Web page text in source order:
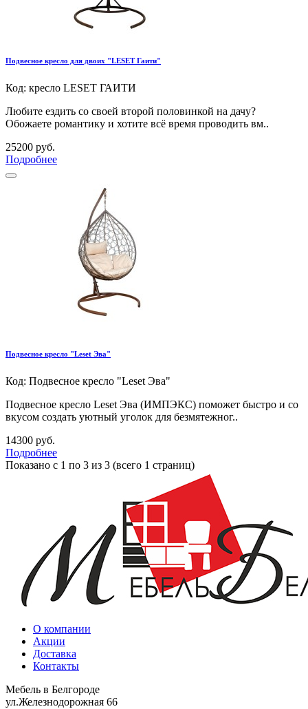
Подвесное кресло для двоих "LESET Гаити"
Код: кресло LESET ГАИТИ
Любите ездить со своей второй половинкой на дачу?
Обожаете романтику и хотите всё время проводить вм..
25200 руб.
Подробнее
Подвесное кресло "Leset Эва"
Код: Подвесное кресло "Leset Эва"
Подвесное кресло Leset Эва (ИМПЭКС) поможет быстро и со
вкусом создать уютный уголок для безмятежног..
14300 руб.
Подробнее
Показано с 1 по 3 из 3 (всего 1 страниц)
О компании
Акции
Доставка
Контакты
Мебель в Белгороде
ул.Железнодорожная 66